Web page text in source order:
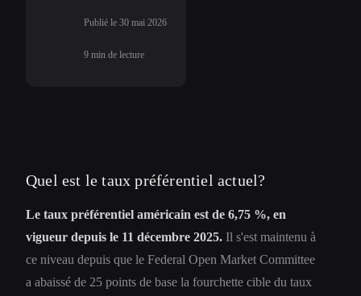
Publié le 30 mai 2026
9 min de lecture
Quel est le taux préférentiel actuel?
Le taux préférentiel américain est de 6,75 %, en
vigueur depuis le 11 décembre 2025. Il s'est maintenu à
ce niveau depuis que le Federal Open Market Committee
a abaissé de 25 points de base la fourchette cible du taux